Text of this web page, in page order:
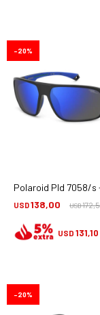
Polaroid Pld 7058/s
USD138,00 USD
20
USD 131,10
20